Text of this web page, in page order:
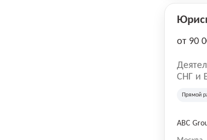
от 90
СНГ и
Прямой
ABC